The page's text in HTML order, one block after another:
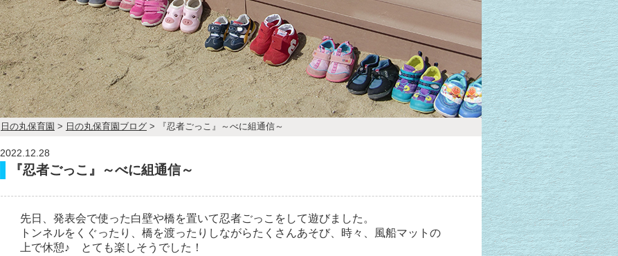
日の丸保育園 > 日の丸保育園ブログ > 『忍者ごっこ』～べに組通信～
2022.12.28
『忍者ごっこ』～べに組通信～
先日、発表会で使った白壁や橋を置いて忍者ごっこをして遊びました。
トンネルをくぐったり、橋を渡ったりしながらたくさんあそび、時々、風船マットの
上で休憩♪ とても楽しそうでした！